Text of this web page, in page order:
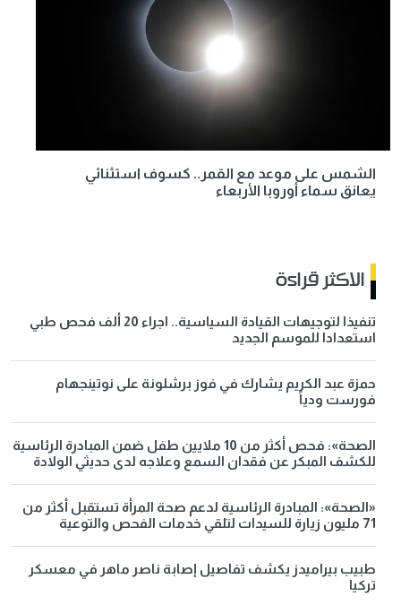
الشمس على موعد مع القمر.. كسوف استثنائي
يعانق سماء أوروبا الأربعاء
الاكثر قراءة
تنفيذا لتوجيهات القيادة السياسية.. اجراء 20 ألف فحص طبي
استعدادا للموسم الجديد
حمزة عبد الكريم يشارك في فوز برشلونة على نوتينجهام
فورست ودياً
الصحة»: فحص أكثر من 10 ملايين طفل ضمن المبادرة الرئاسية
للكشف المبكر عن فقدان السمع وعلاجه لدى حديثي الولادة
«الصحة»: المبادرة الرئاسية لدعم صحة المرأة تستقبل أكثر من
71 مليون زيارة للسيدات لتلقي خدمات الفحص والتوعية
طبيب بيراميدز يكشف تفاصيل إصابة ناصر ماهر في معسكر
تركيا